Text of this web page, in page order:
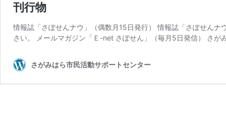
刊行物
情報誌「さぽせんナウ」（偶数月15日発行） 情報誌「さぽせん
さい。 メールマガジン「Ｅ-net さぽせん」（毎月5日発信） さ
さがみはら市民活動サポートセンター